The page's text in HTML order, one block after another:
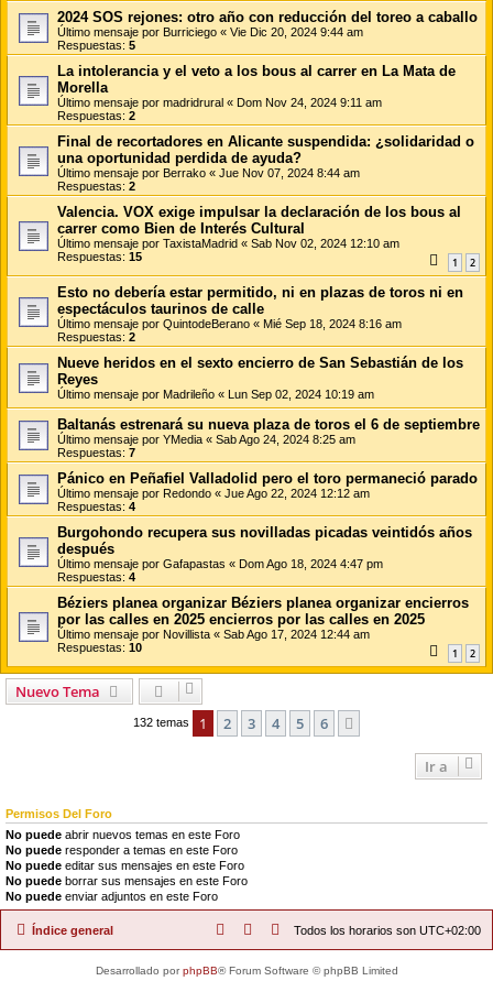
2024 SOS rejones: otro año con reducción del toreo a caballo
Último mensaje por Burriciego « Vie Dic 20, 2024 9:44 am
Respuestas: 5
La intolerancia y el veto a los bous al carrer en La Mata de
Morella
Último mensaje por madridrural « Dom Nov 24, 2024 9:11 am
Respuestas: 2
Final de recortadores en Alicante suspendida: ¿solidaridad o
una oportunidad perdida de ayuda?
Último mensaje por Berrako « Jue Nov 07, 2024 8:44 am
Respuestas: 2
Valencia. VOX exige impulsar la declaración de los bous al
carrer como Bien de Interés Cultural
Último mensaje por TaxistaMadrid « Sab Nov 02, 2024 12:10 am
Respuestas: 15 1 2
Esto no debería estar permitido, ni en plazas de toros ni en
espectáculos taurinos de calle
Último mensaje por QuintodeBerano « Mié Sep 18, 2024 8:16 am
Respuestas: 2
Nueve heridos en el sexto encierro de San Sebastián de los
Reyes
Último mensaje por Madrileño « Lun Sep 02, 2024 10:19 am
Baltanás estrenará su nueva plaza de toros el 6 de septiembre
Último mensaje por YMedia « Sab Ago 24, 2024 8:25 am
Respuestas: 7
Pánico en Peñafiel Valladolid pero el toro permaneció parado
Último mensaje por Redondo « Jue Ago 22, 2024 12:12 am
Respuestas: 4
Burgohondo recupera sus novilladas picadas veintidós años
después
Último mensaje por Gafapastas « Dom Ago 18, 2024 4:47 pm
Respuestas: 4
Béziers planea organizar Béziers planea organizar encierros
por las calles en 2025 encierros por las calles en 2025
Último mensaje por Novillista « Sab Ago 17, 2024 12:44 am
Respuestas: 10 1 2
Nuevo Tema
132 temas 1 2 3 4 5 6
Ir a
Permisos Del Foro
No puede abrir nuevos temas en este Foro
No puede responder a temas en este Foro
No puede editar sus mensajes en este Foro
No puede borrar sus mensajes en este Foro
No puede enviar adjuntos en este Foro
Índice general Todos los horarios son UTC+02:00
Desarrollado porphpBB® Forum Software © phpBB Limited